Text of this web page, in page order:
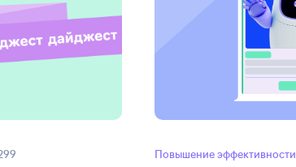
Повышение эффективности